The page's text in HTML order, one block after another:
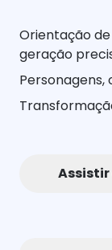
Orientação
geração